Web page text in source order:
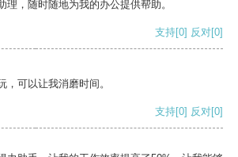
理，随时随地为我的办公提供帮助。
支持[0] 反对[0]
，可以让我消磨时间。
支持[0] 反对[0]